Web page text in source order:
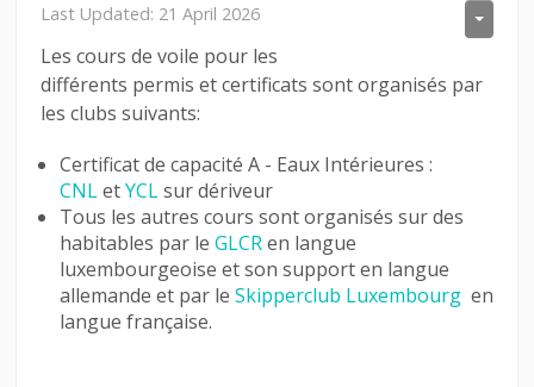
Last Updated: 21 April 2026
Les cours de voile pour les
différents permis et certificats sont organisés par
les clubs suivants:
Certificat de capacité A - Eaux Intérieures :
CNLetYCLsur dériveur
Tous les autres cours sont organisés sur des
habitables par le GLCRen langue
luxembourgeoise et son support en langue
allemande et par le Skipperclub Luxembourgen
langue française.